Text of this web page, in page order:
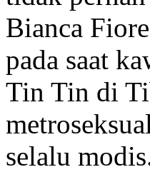
Bianca
pada saat
Tin Tin di
selalu